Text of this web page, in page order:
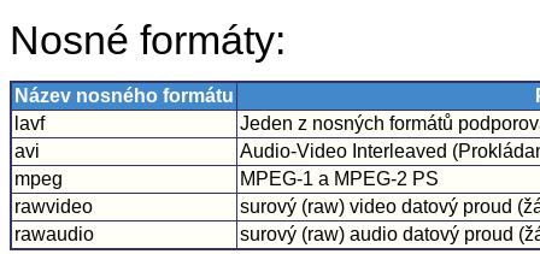
Nosné formáty:
Název nosného formátu
lavf
Jeden z nosných formátů
avi
Audio-Video Interleaved
mpeg
MPEG-1 a MPEG-2 PS
rawvideo
surový (raw) video datový proud
rawaudio
surový (raw) audio datový proud